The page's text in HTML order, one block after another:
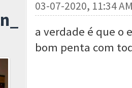
03-07-2020, 11:34
a verdade é que o
bom penta com